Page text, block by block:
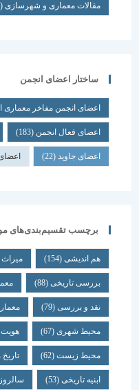
مقالات معماری و شهرسازی(167)
ساختار اعضای انجمن
اعضای انجمن مفاخر معماری ایران (206)
اعضای فعال انجمن(183)
اعضای جاوید(22) اعضای هیئت
برچسب تقسیم‌بندی‌های موضوعی
هم اندیشی (154) میراث فرهنگی
بررسی تاریخی (88) معماری و
نقد و بررسی (79) معماری و
محیط شهری(67) هویت تاریخی
محیط زیست(62) تاریخ معاصر(60)
ابنیه تاریخی(53) سالروز و